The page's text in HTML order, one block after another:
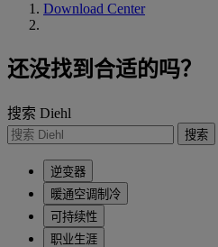
Download Center
还没找到合适的吗？
搜索 Diehl
搜索
逆变器
暖通空调制冷
可持续性
职业生涯